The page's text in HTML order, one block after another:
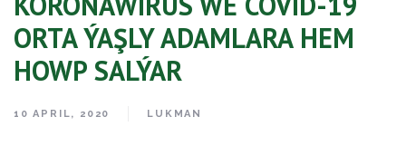
ORTA ÝAŞLY ADAMLARA HEM
HOWP SALÝAR
10 APRIL, 2020 LUKMAN